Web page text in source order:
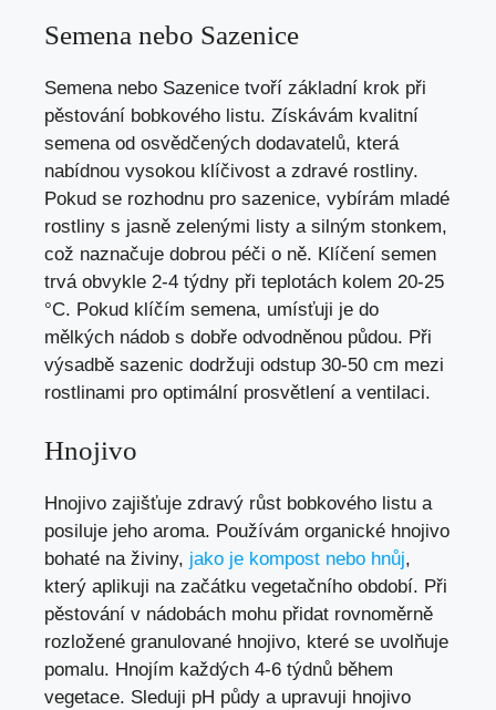
Semena nebo Sazenice
Semena nebo Sazenice tvoří základní krok při
pěstování bobkového listu. Získávám kvalitní
semena od osvědčených dodavatelů, která
nabídnou vysokou klíčivost a zdravé rostliny.
Pokud se rozhodnu pro sazenice, vybírám mladé
rostliny s jasně zelenými listy a silným stonkem,
což naznačuje dobrou péči o ně. Klíčení semen
trvá obvykle 2-4 týdny při teplotách kolem 20-25
°C. Pokud klíčím semena, umísťuji je do
mělkých nádob s dobře odvodněnou půdou. Při
výsadbě sazenic dodržuji odstup 30-50 cm mezi
rostlinami pro optimální prosvětlení a ventilaci.
Hnojivo
Hnojivo zajišťuje zdravý růst bobkového listu a
posiluje jeho aroma. Používám organické hnojivo
bohaté na živiny, jako je kompost nebo hnůj,
který aplikuji na začátku vegetačního období. Při
pěstování v nádobách mohu přidat rovnoměrně
rozložené granulované hnojivo, které se uvolňuje
pomalu. Hnojím každých 4-6 týdnů během
vegetace. Sleduji pH půdy a upravuji hnojivo